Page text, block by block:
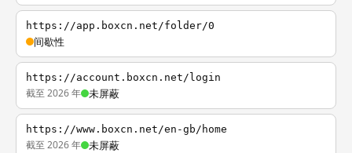
https://app.boxcn.net/folder/0
间歇性
https://account.boxcn.net/login
截至 2026 年 未屏蔽
https://www.boxcn.net/en-gb/home
截至 2026 年 未屏蔽